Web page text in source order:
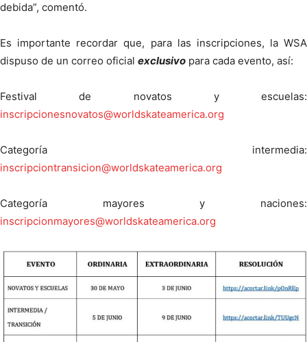
debida”, comentó.
Es importante recordar que, para las inscripciones, la WSA
dispuso de un correo oficial exclusivo para cada evento, así:
Festival de novatos y escuelas:
inscripcionesnovatos@worldskateamerica.org
Categoría intermedia:
inscripciontransicion@worldskateamerica.org
Categoría mayores y naciones:
inscripcionmayores@worldskateamerica.org